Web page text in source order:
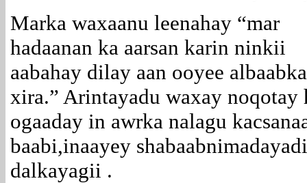
Marka waxaanu leenahay “mar
hadaanan ka aarsan karin ninkii
aabahay dilay aan ooyee
xira.” Arintayadu waxay noqotay
ogaaday in awrka nalagu
baabi,inaayey
dalkayagii .